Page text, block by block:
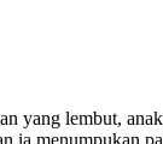
yang lembut,
ia menumpukan